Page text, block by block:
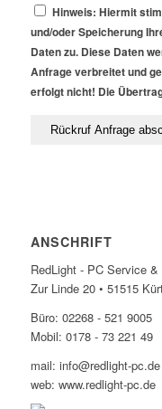
Hinweis: Hiermit
und/oder Speicherung
Daten zu. Diese Daten
Anfrage verbreitet und
erfolgt nicht! Die
ANSCHRIFT
RedLight - PC Service
Zur Linde 20 • 51515
Büro: 02268 - 521 9005
Mobil: 0178 - 73 221 49
mail: info@redlight-pc.de
web: www.redlight-pc.de